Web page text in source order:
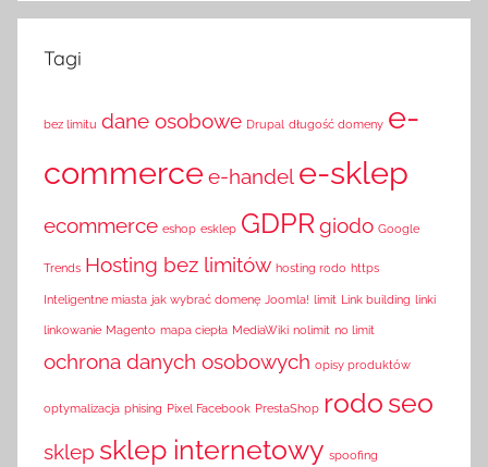
Tagi
bez limitu dane osobowe Drupal długość domeny e-
commercee-handel e-sklep
ecommerce eshop esklep GDPRgiodo Google
Trends Hosting bez limitów hosting rodo https
Inteligentne miasta jak wybrać domenę Joomla! limit Link building linki
linkowanie Magento mapa ciepła MediaWiki nolimit no limit
ochrona danych osobowych opisy produktów
optymalizacja phising Pixel Facebook PrestaShop rodo seo
sklep sklep internetowy spoofing